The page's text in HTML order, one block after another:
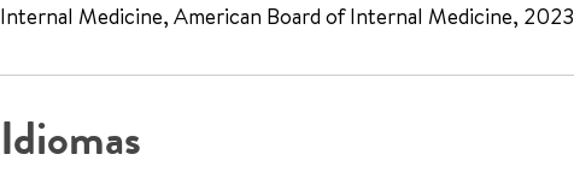
Internal Medicine, American Board of Internal Medicine, 2023
Idiomas